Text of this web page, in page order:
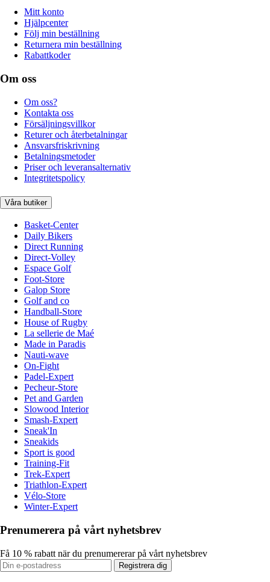
Mitt konto
Hjälpcenter
Följ min beställning
Returnera min beställning
Rabattkoder
Om oss
Om oss?
Kontakta oss
Försäljningsvillkor
Returer och återbetalningar
Ansvarsfriskrivning
Betalningsmetoder
Priser och leveransalternativ
Integritetspolicy
Våra butiker
Basket-Center
Daily Bikers
Direct Running
Direct-Volley
Espace Golf
Foot-Store
Galop Store
Golf and co
Handball-Store
House of Rugby
La sellerie de Maé
Made in Paradis
Nauti-wave
On-Fight
Padel-Expert
Pecheur-Store
Pet and Garden
Slowood Interior
Smash-Expert
Sneak'In
Sneakids
Sport is good
Training-Fit
Trek-Expert
Triathlon-Expert
Vélo-Store
Winter-Expert
Prenumerera på vårt nyhetsbrev
Få 10 % rabatt när du prenumererar på vårt nyhetsbrev
Registrera dig